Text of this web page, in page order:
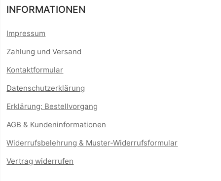
INFORMATIONEN
Impressum
Zahlung und Versand
Kontaktformular
Datenschutzerklärung
Erklärung: Bestellvorgang
AGB & Kundeninformationen
Widerrufsbelehrung & Muster-Widerrufsformular
Vertrag widerrufen